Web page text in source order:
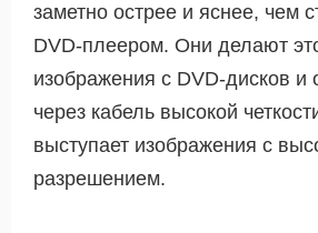
заметно острее и яснее, чем
DVD-плеером. Они делают
изображения с DVD-дисков и
через кабель высокой
выступает изображения с
разрешением.